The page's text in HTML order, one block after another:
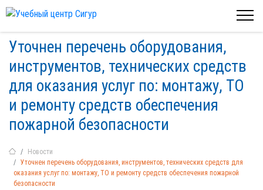
Уточнен перечень оборудования,
инструментов, технических средств
для оказания услуг по: монтажу, ТО
и ремонту средств обеспечения
пожарной безопасности
Новости
Уточнен перечень оборудования, инструментов, технических средств для
оказания услуг по: монтажу, ТО и ремонту средств обеспечения пожарной
безопасности